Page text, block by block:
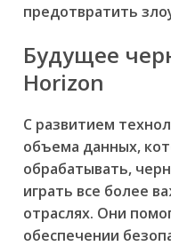
предотвратить
Будущее
Horizon
С развитием
объема данных,
обрабатывать,
играть все более
отраслях. Они
обеспечении